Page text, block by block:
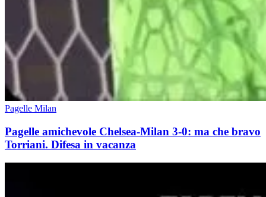
Pagelle Milan
Pagelle amichevole Chelsea-Milan 3-0: ma che bravo
Torriani. Difesa in vacanza